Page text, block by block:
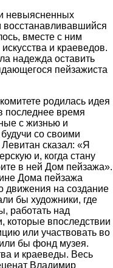
невыясненных
восстанавливавшийся
вместе с ним
и краеведов.
надежда оставить
пейзажиста
родилась идея
последнее время
с жизнью и
со своими
сказал: «Я
и, когда стану
в ней Дом пейзажа».
Дома пейзажа
движения на создание
бы художники, где
работать над
которые впоследствии
или участвовать во
бы фонд музея.
и краеведы. Весь
Владимир